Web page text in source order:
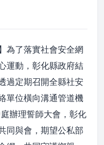
為了落實社會安全網
運動，彰化縣政府結
過定期召開全縣社安
單位橫向溝通管道機
辦理誓師大會，彰化
同與會，期望公私部